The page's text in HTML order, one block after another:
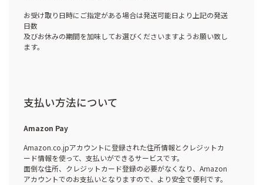
お受け取り日時にご指定がある場合は発送可能日より上記の発送
日数
及びお休みの期間を加味してお選びくださいますようお願い致し
ます。
支払い方法について
Amazon Pay
Amazon.co.jpアカウントに登録された住所情報とクレジットカ
ード情報を使って、支払いができるサービスです。
面倒な住所、クレジットカード登録の必要がなくなり、Amazon
アカウントでのお支払いとなりますので、より安全で便利です。